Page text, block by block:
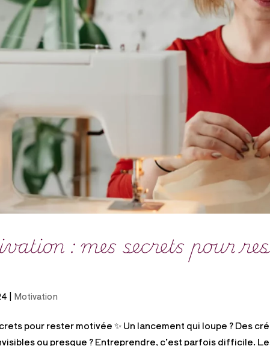
: mes secrets pour
Motivation
pour rester motivée ✨ Un lancement qui loupe ? Des
ou presque ? Entreprendre, c’est parfois difficile.